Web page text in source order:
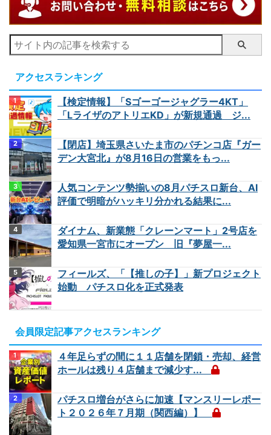
アクセスランキング
【検定情報】「Sゴーゴージャグラー4KT」
「LライザのアトリエKD」が新規通過 ジ...
【閉店】埼玉県さいたま市のパチンコ店『ガー
デン大宮北』が8月16日の営業をもっ...
人気コンテンツ勢揃いの8月パチスロ新台、AI
評価で明暗がハッキリ分かれる結果に...
ダイナム、新業態「クレーンマート」2号店を
愛知県一宮市にオープン 旧『夢屋一...
フィールズ、「【推しの子】」新プロジェクト
始動 パチスロ化を正式発表
会員限定記事アクセスランキング
４年足らずの間に１１店舗を閉鎖・売却、経営
ホールは残り４店舗まで減少す...
パチスロ増台がさらに加速【マンスリーレポー
ト２０２６年７月期（関西編）】